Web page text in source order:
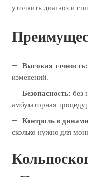
уточнить диагноз и
Высокая точность:
изменений.
Безопасность: без
амбулаторная
Контроль в
сколько нужно для